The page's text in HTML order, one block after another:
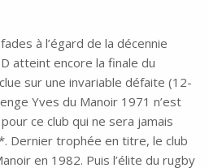
à l’égard de la décennie
atteint encore la finale du
sur une invariable défaite (12-
Yves du Manoir 1971 n’est
ce club qui ne sera jamais
Dernier trophée en titre, le club
en 1982. Puis l’élite du rugby